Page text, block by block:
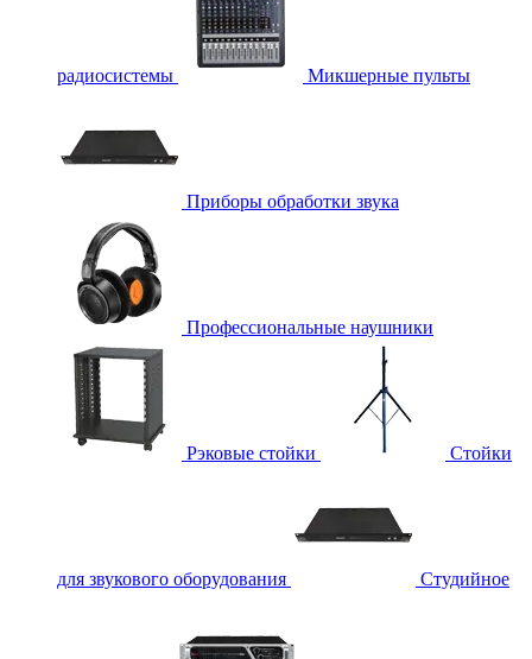
радиосистемы Микшерные пульты
Приборы обработки звука
Профессиональные наушники
Рэковые стойки Стойки
для звукового оборудования Студийное